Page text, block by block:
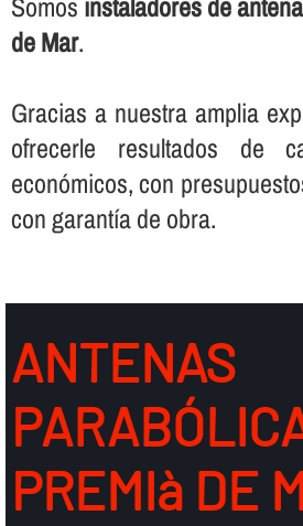
de Mar.
Gracias a nuestra amplia
ofrecerle resultados de
económicos, con
con garantí­a de obra.
ANTENAS
PREMIà DE